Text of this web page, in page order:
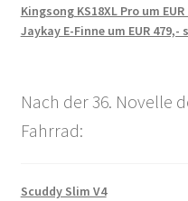
Kingsong KS18XL Pro um
Jaykay E-Finne um EUR
Nach der 36. Novelle
Fahrrad:
Scuddy Slim V4